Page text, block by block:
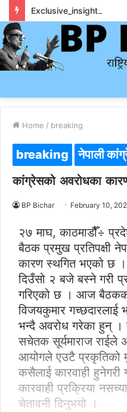
Home / breaking
breaking नेपाली
कांग्रेसको अवरोधका
BP Bichar February 10,
२७ माघ, काठमाडौैँ÷
बैठक प्रमुख प्रतिपक्षी
कारण स्थगित भएको छ
दिउँसो २ बजे बस्ने गरी
गरिएको छ । आज
विजयकुमार गच्छदारलाई
भन्दै अवरोध गरेका हुन्
सचेतक सूर्यमाराज राईले
आयोगले एउटै प्रकृतिको
कसैलाई कारवाही
कारवाही प्रक्रिया
चेतावनी दिनुभयो ।